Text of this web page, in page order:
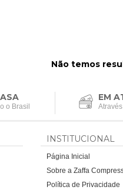
Não temos
o Brasil
EM
INSTITUCIONAL
Página Inicial
Sobre a Zaffa
Política de Privacidade